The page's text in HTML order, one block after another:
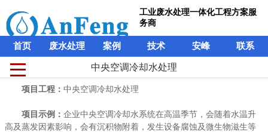
工业废水处理一体化工程方案服
务商
首页 废水处理 案例 技术 安峰 联系
中央空调冷却水处理
项目工程： 中央空调冷却水处理
项目示例： 企业中央空调冷却水系统在高温季节，会随着水温升
高及蒸发因素影响，会有沉积物附着，发生设备腐蚀及微生物滋生等
首页 废水处理 案例 技术 安峰 联系
中央空调冷却水处理
项目工程： 中央空调冷却水处理
项目示例： 企业中央空调冷却水系统在高温季节，会随着水温升
高及蒸发因素影响，会有沉积物附着，发生设备腐蚀及微生物滋生等